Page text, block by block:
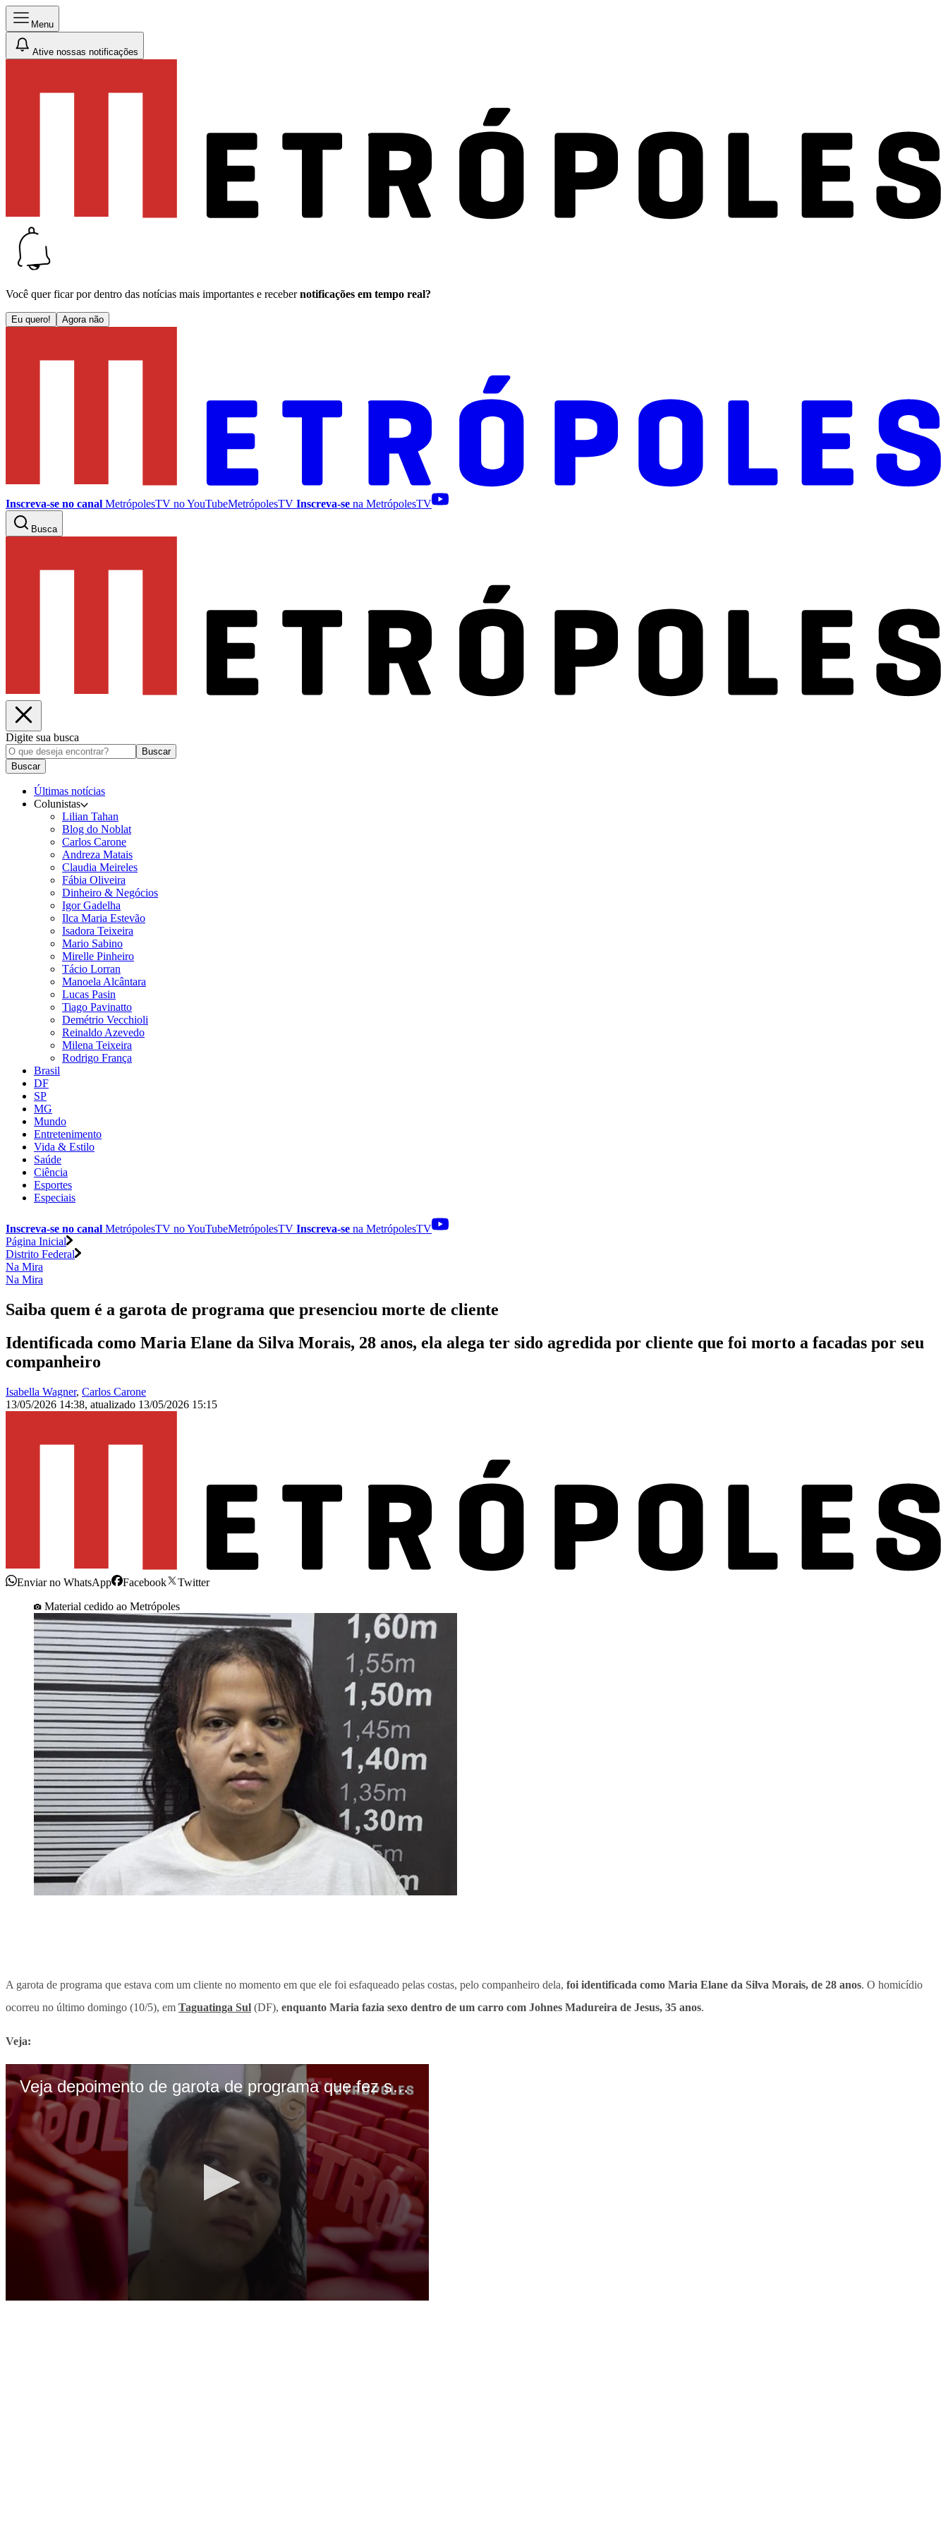
Menu
Ative nossas notificações
Você quer ficar por dentro das notícias mais importantes e receber notificações em tempo real?
Eu quero! Agora não
Inscreva-se no canal MetrópolesTV noYouTubeMetrópolesTV Inscreva-se na MetrópolesTV
Busca
Digite sua busca
Buscar
Buscar
Últimas notícias
Colunistas
Lilian Tahan
Blog do Noblat
Carlos Carone
Andreza Matais
Claudia Meireles
Fábia Oliveira
Dinheiro & Negócios
Igor Gadelha
Ilca Maria Estevão
Isadora Teixeira
Mario Sabino
Mirelle Pinheiro
Tácio Lorran
Manoela Alcântara
Lucas Pasin
Tiago Pavinatto
Demétrio Vecchioli
Reinaldo Azevedo
Milena Teixeira
Rodrigo França
Brasil
DF
SP
MG
Mundo
Entretenimento
Vida & Estilo
Saúde
Ciência
Esportes
Especiais
Inscreva-se no canal MetrópolesTV noYouTubeMetrópolesTV Inscreva-se na MetrópolesTV
Página Inicial
Distrito Federal
Na Mira
Na Mira
Saiba quem é a garota de programa que presenciou morte de cliente
Identificada como Maria Elane da Silva Morais, 28 anos, ela alega ter sido agredida por cliente que foi morto a facadas por seu
companheiro
Isabella Wagner, Carlos Carone
13/05/2026 14:38, atualizado 13/05/2026 15:15
Enviar no WhatsApp Facebook
Twitter
Material cedido ao Metrópoles
A garota de programa que estava com um cliente no momento em que ele foi esfaqueado pelas costas, pelo companheiro dela, foi identificada como Maria Elane da Silva Morais, de 28 anos. O homicídio
ocorreu no último domingo (10/5), em Taguatinga Sul (DF), enquanto Maria fazia sexo dentro de um carro com Johnes Madureira de Jesus, 35 anos.
Veja: